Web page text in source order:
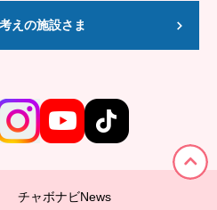
えの施設さま
チャボナビNews